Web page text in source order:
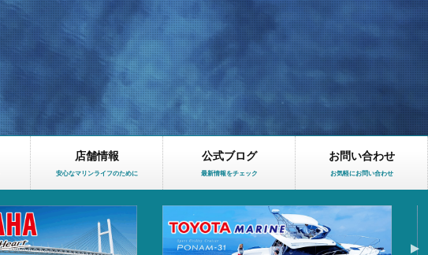
店舗情報
安心なマリンライフのために
公式ブログ
最新情報をチェック
お問い合わせ
お気軽にお問い合わせ